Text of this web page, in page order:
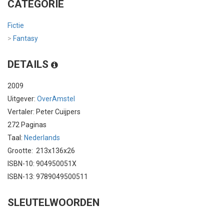
CATEGORIE
Fictie
> Fantasy
DETAILS
2009
Uitgever: OverAmstel
Vertaler: Peter Cuijpers
272 Paginas
Taal: Nederlands
Grootte: 213x136x26
ISBN-10: 904950051X
ISBN-13: 9789049500511
SLEUTELWOORDEN